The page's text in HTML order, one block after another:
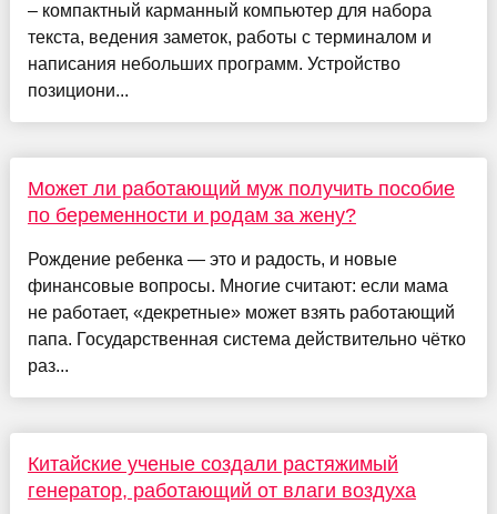
– компактный карманный компьютер для набора
текста, ведения заметок, работы с терминалом и
написания небольших программ. Устройство
позициони...
Может ли работающий муж получить пособие
по беременности и родам за жену?
Рождение ребенка — это и радость, и новые
финансовые вопросы. Многие считают: если мама
не работает, «декретные» может взять работающий
папа. Государственная система действительно чётко
раз...
Китайские ученые создали растяжимый
генератор, работающий от влаги воздуха